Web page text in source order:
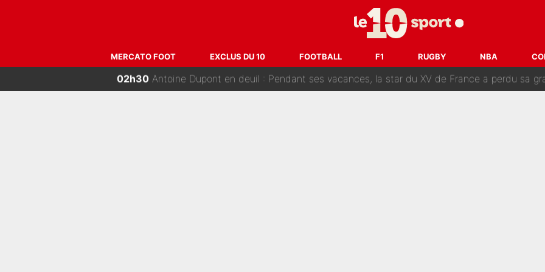
MERCATO FOOT EXCLUS DU 10 FOOTBALL F1 RUGBY NBA
Un chroniqueur de L’Équipe du Soir viré par La Chaîne L’Équipe : Même Olivier Ménard n’avait pas pu empêcher son départ,
02h30 Antoine Dupont en deuil : Pendant ses vacances, la star du XV de France a perdu sa